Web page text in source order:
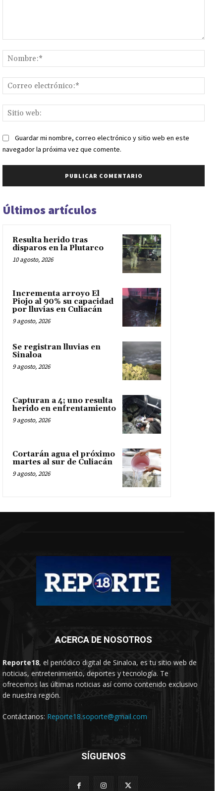
web:
Guardar mi nombre, correo electrónico y sitio web en este
navegador la próxima vez que comente.
Últimos artículos
Resulta herido tras
disparos en la Plutarco
10 agosto, 2026
Incrementa arroyo El
Piojo al 90% su capacidad
por lluvias en Culiacán
9 agosto, 2026
Se registran lluvias en
Sinaloa
9 agosto, 2026
Capturan a 4; uno resulta
herido en enfrentamiento
9 agosto, 2026
Cortarán agua el próximo
martes al sur de Culiacán
9 agosto, 2026
ACERCA DE NOSOTROS
Reporte18, el periódico digital de Sinaloa, es tu sitio web de
noticias, entretenimiento, deportes y tecnología. Te
ofrecemos las últimas noticias así como contenido exclusivo
de nuestra región.
Contáctanos: Reporte18.soporte@gmail.com
SÍGUENOS